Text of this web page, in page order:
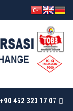
+90 452 323 17 07